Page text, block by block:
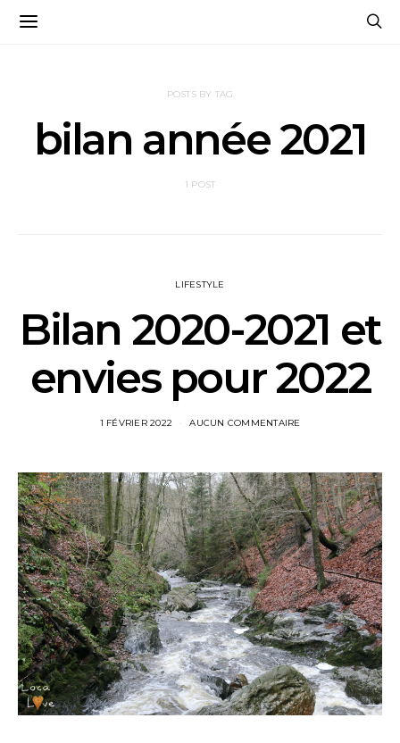
POSTS BY TAG
bilan année 2021
1 POST
LIFESTYLE
Bilan 2020-2021 et
envies pour 2022
1 FÉVRIER 2022 AUCUN COMMENTAIRE